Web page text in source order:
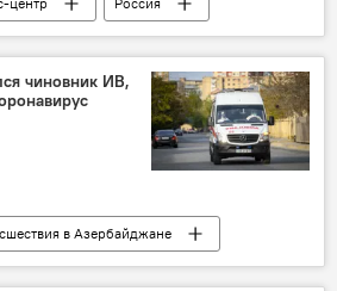
ЖИЗНЬ
RT
чиновник ИВ,
в Азербайджане
Азербайджан